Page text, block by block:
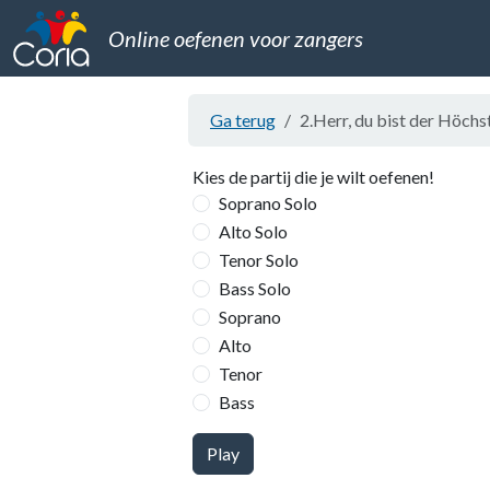
Online oefenen voor zangers
Ga terug 2.Herr, du bist der
Kies de partij die je wilt oefenen!
Soprano Solo
Alto Solo
Tenor Solo
Bass Solo
Soprano
Alto
Tenor
Bass
Play